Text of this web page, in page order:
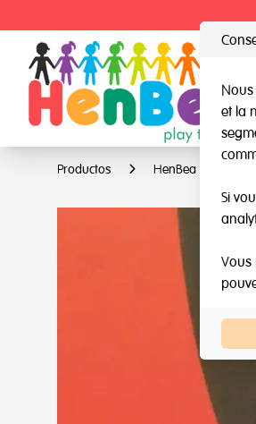
Productos HenBea
et la
Si
Vous